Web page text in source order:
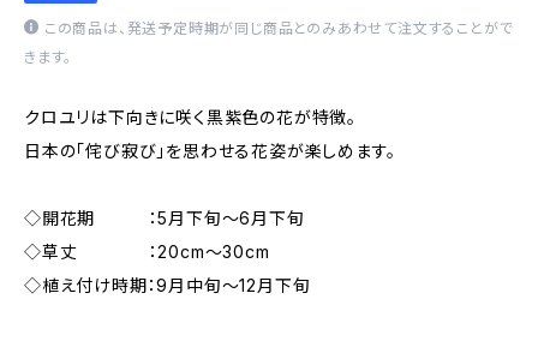
この商品は、発送予定時期が同じ商品とのみあわせて注文することがで
きます。
クロユリは下向きに咲く黒紫色の花が特徴。
日本の「侘び寂び」を思わせる花姿が楽しめます。
◇開花期 ：5月下旬～6月下旬
◇草丈 ：20cm～30cm
◇植え付け時期：9月中旬～12月下旬